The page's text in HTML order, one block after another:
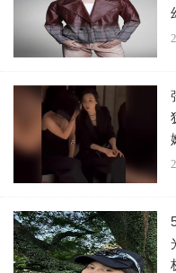
伴们增添光彩。 「时光
缘相见“。 而照片一出，
最好的青春，最好的你们
一样，我哥也很帅」、
全员美女，太爱了。」
年版本组在一起，并敲碗